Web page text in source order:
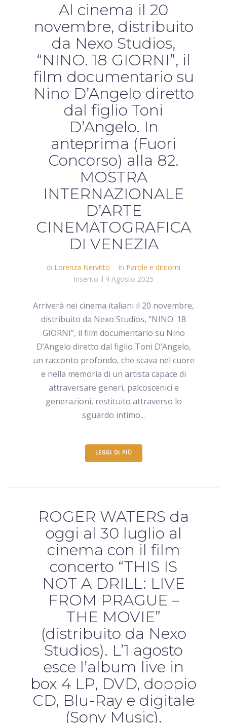
Al cinema il 20
novembre, distribuito
da Nexo Studios,
“NINO. 18 GIORNI”, il
film documentario su
Nino D’Angelo diretto
dal figlio Toni
D’Angelo. In
anteprima (Fuori
Concorso) alla 82.
MOSTRA
INTERNAZIONALE
D’ARTE
CINEMATOGRAFICA
DI VENEZIA
di Lorenza Nervitto In Parole e dintorni
Inserito il 4 Agosto 2025
Arriverà nei cinema italiani il 20 novembre,
distribuito da Nexo Studios, “NINO. 18
GIORNI”, il film documentario su Nino
D’Angelo diretto dal figlio Toni D’Angelo,
un racconto profondo, che scava nel cuore
e nella memoria di un artista capace di
attraversare generi, palcoscenici e
generazioni, restituito attraverso lo
sguardo intimo...
LEGGI DI PIÙ
ROGER WATERS da
oggi al 30 luglio al
cinema con il film
concerto “THIS IS
NOT A DRILL: LIVE
FROM PRAGUE –
THE MOVIE”
(distribuito da Nexo
Studios). L’1 agosto
esce l’album live in
box 4 LP, DVD, doppio
CD, Blu-Ray e digitale
(Sony Music).